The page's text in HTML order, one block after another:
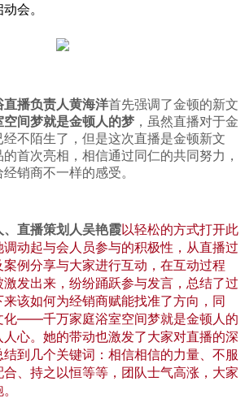
会。
直播负责人黄海洋首先强调了金顿的新文
空间梦就是金顿人的梦 ，虽然直播对于金
不陌生了，但是这次直播是金顿新文
首次亮相，相信通过同仁的共同努力，
销商不一样的感受。
、直播策划人吴艳霞以轻松的方式打开此
动起与会人员参与的积极性，从直播过
例分享与大家进行互动，在互动过程
发出来，纷纷踊跃参与发言，总结了过
该如何为经销商赋能找准了方向，同
化——千万家庭浴室空间梦就是金顿人的
心。她的带动也激发了大家对直播的深
到几个关键词：相信相信的力量、不服
、持之以恒等等，团队士气高涨，大家